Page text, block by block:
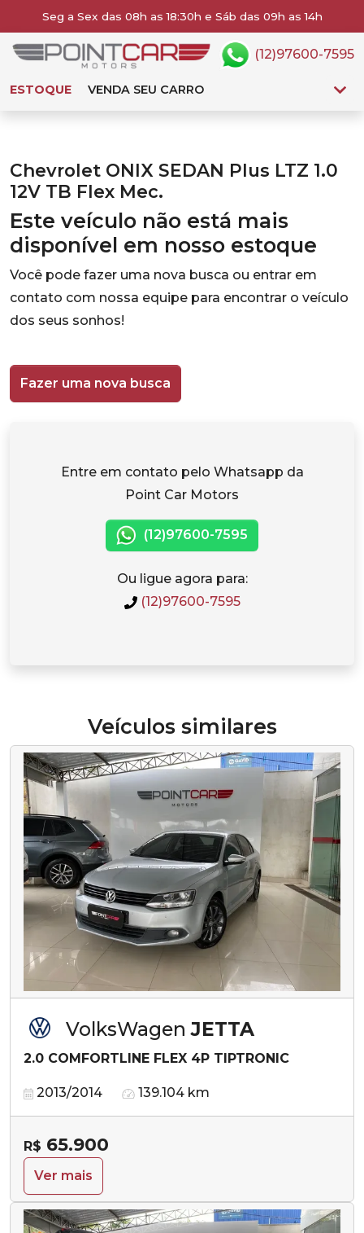
Seg a Sex das 08h as 18:30h e Sáb das 09h as 14h
ESTOQUE VENDA SEU CARRO
(12)97600-7595
Chevrolet ONIX SEDAN Plus LTZ 1.0
12V TB Flex Mec.
Este veículo não está mais
disponível em nosso estoque
Você pode fazer uma nova busca ou entrar em
contato com nossa equipe para encontrar o veículo
dos seus sonhos!
Fazer uma nova busca
Entre em contato pelo Whatsapp da
Point Car Motors
(12)97600-7595
Ou ligue agora para:
(12)97600-7595
Veículos similares
VolksWagenJETTA
2.0 COMFORTLINE FLEX 4P TIPTRONIC
2013/2014 139.104 km
R$ 65.900
Ver mais